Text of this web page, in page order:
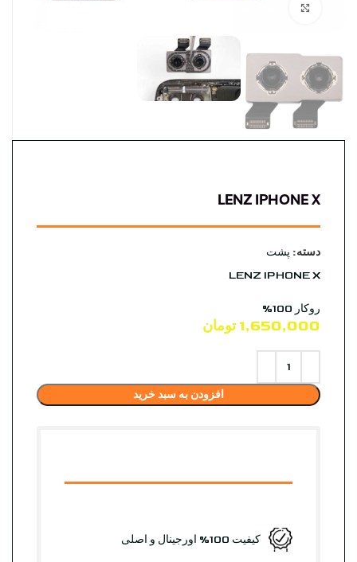
LENZ IPHONE X
دسته: پشت
LENZ IPHONE X
روکار 100%
1,650,000 تومان
افزودن به سبد خرید
کیفیت 100% اورجینال و اصلی